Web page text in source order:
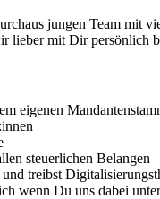
jungen Team mit
lieber mit Dir persönlich
eigenen
steuerlichen Belangen
treibst
wenn Du uns dabei